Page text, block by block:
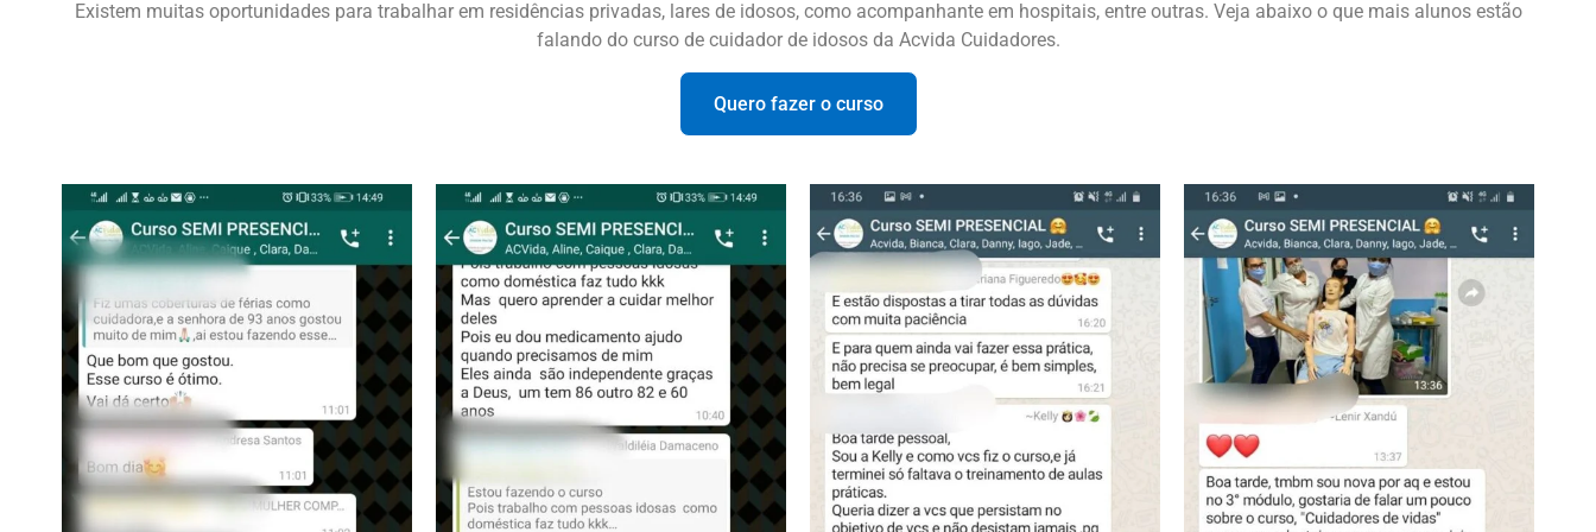
Existem muitas oportunidades para trabalhar em residências privadas, lares de idosos, como acompanhante em hospitais, entre outras. Veja abaixo o que mais alunos estão
falando do curso de cuidador de idosos da Acvida Cuidadores.
Quero fazer o curso